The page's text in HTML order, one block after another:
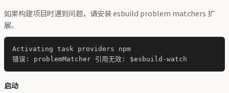
如果构建项目时遇到问题，请安装 esbuild problem matchers 扩
展。
Activating task providers npm
启动